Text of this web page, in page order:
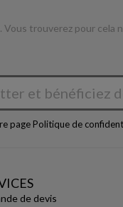
trouverez pour
page Politique de
de devis